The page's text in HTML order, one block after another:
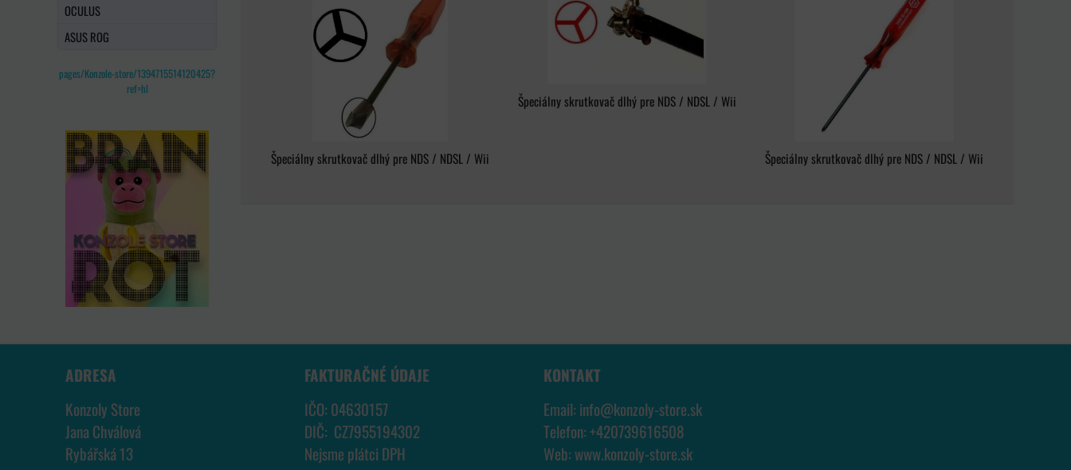
Špeciálny skrutkovač dlhý pre NDS / NDSL / Wii
Špeciálny skrutkovač dlhý pre NDS / NDSL / Wii
Špeciálny skrutkovač dlhý pre NDS / NDSL / Wii
OCULUS
ASUS ROG
pages/Konzole-store/1394715514120425?
ref=hl
ADRESA
Konzoly Store
Jana Chválová
Rybářská 13
FAKTURAČNÉ ÚDAJE
IČO: 04630157
DIČ: CZ7955194302
Nejsme plátci DPH
KONTAKT
Email: info@konzoly-store.sk
Telefon:+420739616508
Web: www.konzoly-store.sk